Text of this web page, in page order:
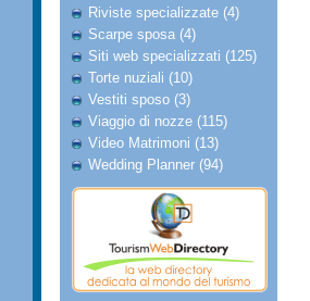
Riviste specializzate (4)
Scarpe sposa (4)
Siti web specializzati (125)
Torte nuziali (10)
Vestiti sposo (3)
Viaggio di nozze (115)
Video Matrimoni (13)
Wedding Planner (94)